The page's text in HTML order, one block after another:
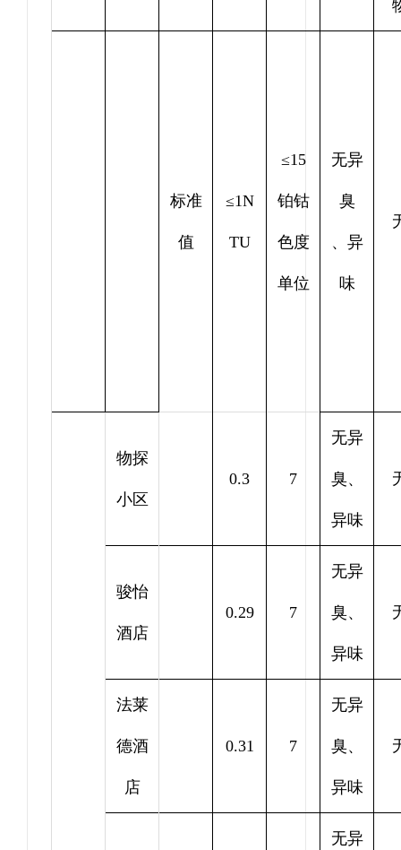
标准
值
≤1N
TU
≤15
铂钴
色度
单位
无异
臭
、异
味
物探
小区
0.3 7
无异
臭、
异味
骏怡
酒店
0.29 7
无异
臭、
异味
法莱
德酒
店
0.31 7
无异
臭、
异味
无异